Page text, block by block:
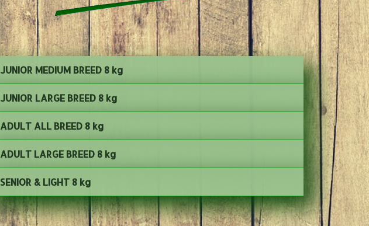
JUNIOR MEDIUM BREED 8 kg
JUNIOR LARGE BREED 8 kg
ADULT ALL BREED 8 kg
ADULT LARGE BREED 8 kg
SENIOR & LIGHT 8 kg